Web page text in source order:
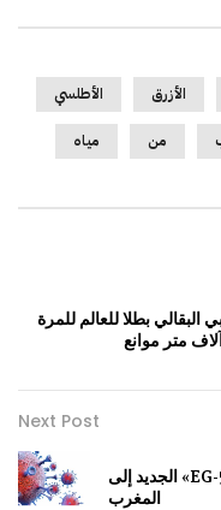
الأزرق الأطلسي
من مياه
بطلا للعالم للمرة
Next Post
خبراء يتوقعون دخول متحور كورونا «EG-5.2» الجديد إلى
المغرب